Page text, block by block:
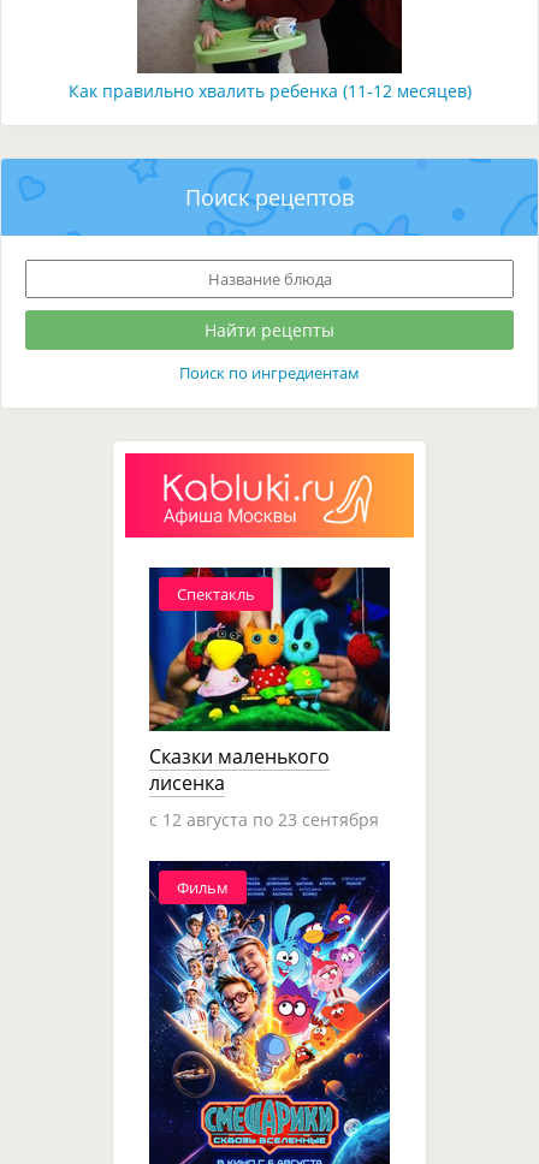
Как правильно хвалить ребенка (11-12 месяцев)
Поиск рецептов
Поиск по ингредиентам
Спектакль
Сказки маленького
лисенка
c 12 августа по 23 сентября
Фильм